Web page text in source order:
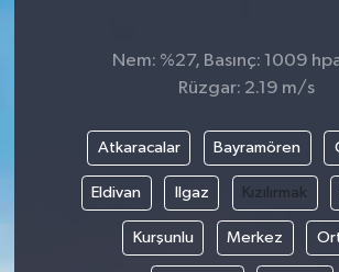
Nem: %27, Basınç: 1009
Rüzgar: 2.19 m/s
Atkaracalar Bayramören
Eldivan Ilgaz Kızılırmak
Kurşunlu Merkez